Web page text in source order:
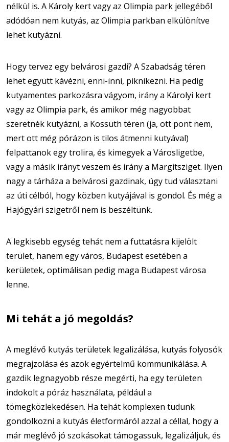
nélkül is. A Károly kert vagy az Olimpia park jellegéből
adódóan nem kutyás, az Olimpia parkban elkülönítve
lehet kutyázni.
Hogy tervez egy belvárosi gazdi? A Szabadság téren
lehet együtt kávézni, enni-inni, piknikezni. Ha pedig
kutyamentes parkozásra vágyom, irány a Károlyi kert
vagy az Olimpia park, és amikor még nagyobbat
szeretnék kutyázni, a Kossuth téren (ja, ott pont nem,
mert ott még pórázon is tilos átmenni kutyával)
felpattanok egy trolira, és kimegyek a Városligetbe,
vagy a másik irányt veszem és irány a Margitsziget. Ilyen
nagy a tárháza a belvárosi gazdinak, úgy tud választani
az úti célból, hogy közben kutyájával is gondol. És még a
Hajógyári szigetről nem is beszéltünk.
A legkisebb egység tehát nem a futtatásra kijelölt
terület, hanem egy város, Budapest esetében a
kerületek, optimálisan pedig maga Budapest városa
lenne.
Mi tehát a jó megoldás?
A meglévő kutyás területek legalizálása, kutyás folyosók
megrajzolása és azok egyértelmű kommunikálása. A
gazdik legnagyobb része megérti, ha egy területen
indokolt a póráz használata, például a
tömegközlekedésen. Ha tehát komplexen tudunk
gondolkozni a kutyás életformáról azzal a céllal, hogy a
már meglévő jó szokásokat támogassuk, legalizáljuk, és